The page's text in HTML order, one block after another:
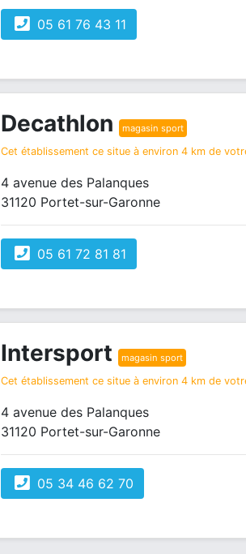
05 61 76 43 11
Decathlon magasin sport
Cet établissement ce situe à environ 4 km de
4 avenue des Palanques
31120 Portet-sur-Garonne
05 61 72 81 81
Intersport magasin sport
Cet établissement ce situe à environ 4 km de
4 avenue des Palanques
31120 Portet-sur-Garonne
05 34 46 62 70